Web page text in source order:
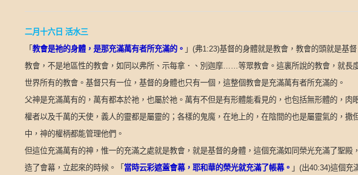
二月十六日 活水三
「教會是祂的身體，是那充滿萬有者所充滿的。 」 (弗1:23)基督的身體就是教會，教會的頭就是基
教會，不是地區性的教會，如同以弗所、示每拿．、別迦摩……等眾教會。這裏所說的教會，就長
世界所有的教會。基督只有一位，基督的身體也只有一個，這整個教會是充滿萬有者所充滿的。
父神是充滿萬有的，萬有都本於祂，也屬於祂。萬有不但是有形體能看見的，也包括無形體的，肉
權者以及千萬的天使，義人的靈都是屬靈的；各樣的鬼魔，在地上的，在陰間的也是屬靈氣的，撒
中，神的權柄都能管理他們。
但這位充滿萬有的神，惟一的充滿之處就是教會，就是基督的身體，這個充滿如同榮光充滿了聖殿
造了會幕，立起來的時候。
「 當時云彩遮蓋會幕，耶和華的榮光就充滿了帳幕。 」 (出40:34)這個充